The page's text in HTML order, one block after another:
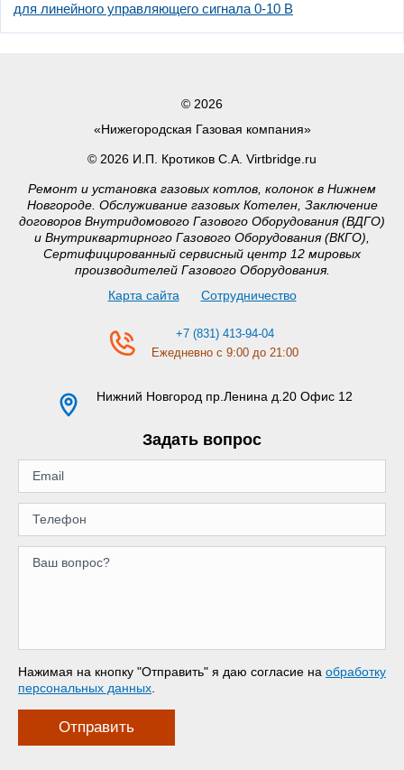
для линейного управляющего сигнала 0-10 В
© 2026
«Нижегородская Газовая компания»
© 2026 И.П. Кротиков С.А. Virtbridge.ru
Ремонт и установка газовых котлов, колонок в Нижнем
Новгороде. Обслуживание газовых Котелен, Заключение
договоров Внутридомового Газового Оборудования (ВДГО)
и Внутриквартирного Газового Оборудования (ВКГО),
Сертифицированный сервисный центр 12 мировых
производителей Газового Оборудования.
Карта сайта
Сотрудничество
+7 (831) 413-94-04
Ежедневно с 9:00 до 21:00
Нижний Новгород пр.Ленина д.20 Офис 12
Задать вопрос
Нажимая на кнопку "Отправить" я даю согласие на обработку
персональных данных.
Отправить